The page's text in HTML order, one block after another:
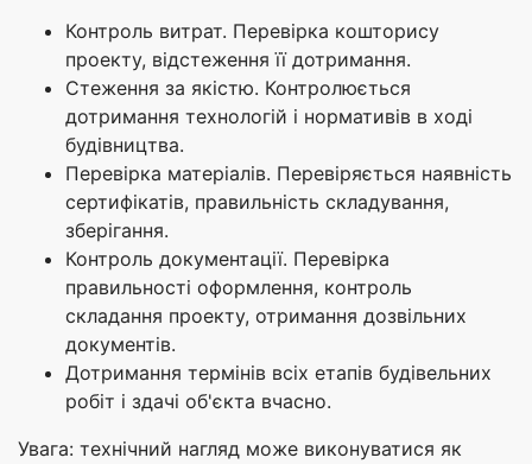
Контроль витрат. Перевірка кошторису
проекту, відстеження її дотримання.
Стеження за якістю. Контролюється
дотримання технологій і нормативів в ході
будівництва.
Перевірка матеріалів. Перевіряється наявність
сертифікатів, правильність складування,
зберігання.
Контроль документації. Перевірка
правильності оформлення, контроль
складання проекту, отримання дозвільних
документів.
Дотримання термінів всіх етапів будівельних
робіт і здачі об'єкта вчасно.
Увага: технічний нагляд може виконуватися як